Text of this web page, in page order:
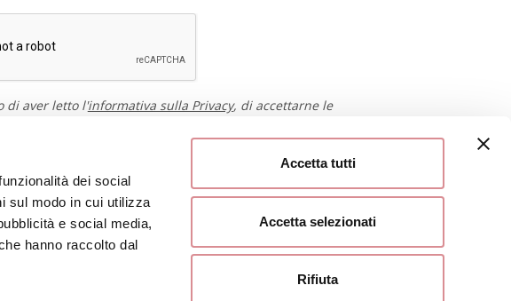
dei social
sul modo in cui utilizza
e social media,
hanno raccolto dal
Accetta tutti
Accetta selezionati
Rifiuta
di aver letto l'informativa sulla Privacy, di accettarne le